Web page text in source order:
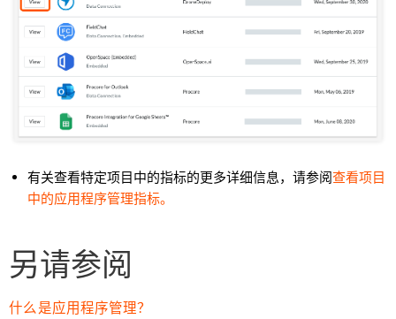
有关查看特定项目中的指标的更多详细信息，请参阅查看项目
中的应用程序管理指标。
另请参阅
什么是应用程序管理？